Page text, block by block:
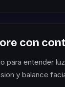
con
para entender
y balance